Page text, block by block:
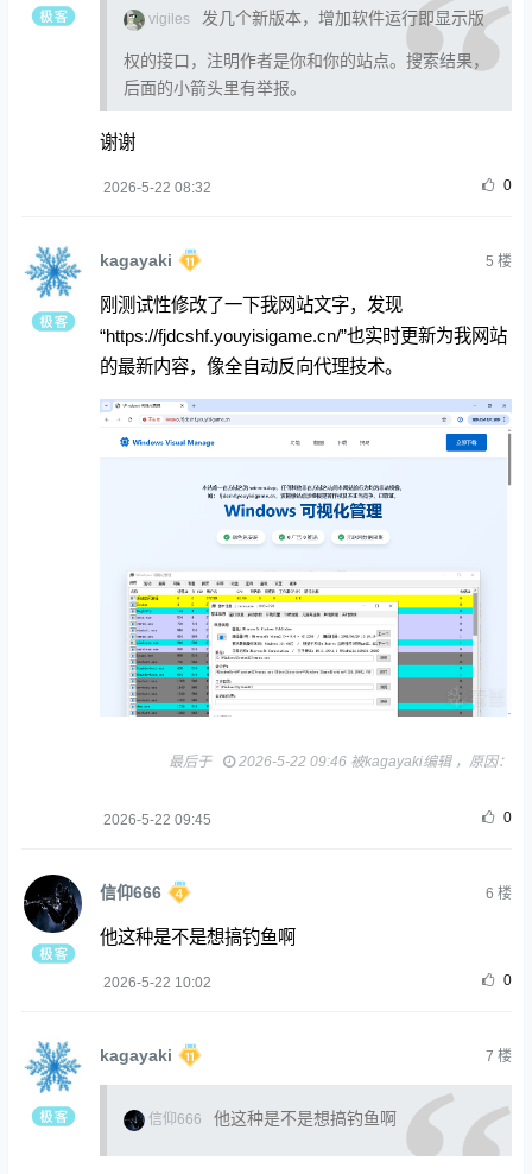
vigiles 发几个新版本，增加软件运行即显示版
权的接口，注明作者是你和你的站点。搜索结果，
后面的小箭头里有举报。
谢谢
2026-5-22 08:32 0
kagayaki 5 楼
刚测试性修改了一下我网站文字，发现
“https://fjdcshf.youyisigame.cn/”也实时更新为我网站
的最新内容，像全自动反向代理技术。
最后于 2026-5-22 09:46 被kagayaki编辑 ，原因：
2026-5-22 09:45 0
信仰666 6 楼
他这种是不是想搞钓鱼啊
2026-5-22 10:02 0
kagayaki 7 楼
信仰666 他这种是不是想搞钓鱼啊